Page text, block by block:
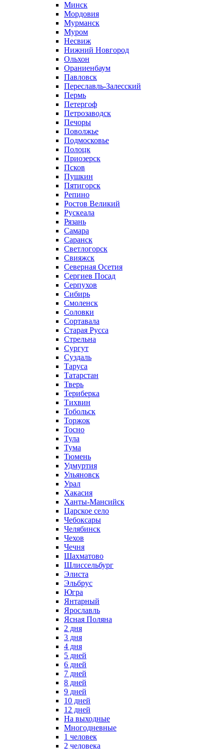
Минск
Мордовия
Мурманск
Муром
Несвиж
Нижний Новгород
Ольхон
Ораниенбаум
Павловск
Переславль-Залесский
Пермь
Петергоф
Петрозаводск
Печоры
Поволжье
Подмосковье
Полоцк
Приозерск
Псков
Пушкин
Пятигорск
Репино
Ростов Великий
Рускеала
Рязань
Самара
Саранск
Светлогорск
Свияжск
Северная Осетия
Сергиев Посад
Серпухов
Сибирь
Смоленск
Соловки
Сортавала
Старая Русса
Стрельна
Сургут
Суздаль
Таруса
Татарстан
Тверь
Териберка
Тихвин
Тобольск
Торжок
Тосно
Тула
Тума
Тюмень
Удмуртия
Ульяновск
Урал
Хакасия
Ханты-Мансийск
Царское село
Чебоксары
Челябинск
Чехов
Чечня
Шахматово
Шлиссельбург
Элиста
Эльбрус
Югра
Янтарный
Ярославль
Ясная Поляна
2 дня
3 дня
4 дня
5 дней
6 дней
7 дней
8 дней
9 дней
10 дней
12 дней
На выходные
Многодневные
1 человек
2 человека